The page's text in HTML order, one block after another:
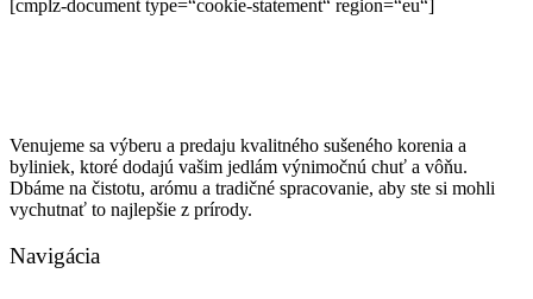
[cmplz-document type=“cookie-statement“ region=“eu“]
Venujeme sa výberu a predaju kvalitného sušeného korenia a
byliniek, ktoré dodajú vašim jedlám výnimočnú chuť a vôňu.
Dbáme na čistotu, arómu a tradičné spracovanie, aby ste si mohli
vychutnať to najlepšie z prírody.
Navigácia